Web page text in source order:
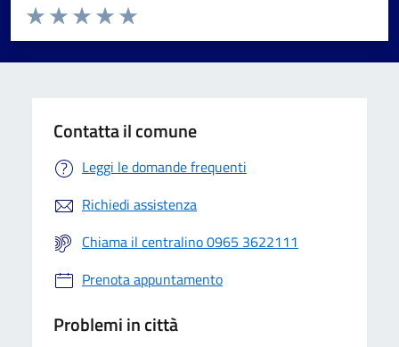
Valuta da 1 a 5 stelle la pagina
Valuta 5 stelle su 5
Valuta 4 stelle su 5
Valuta 3 stelle su 5
Valuta 2 stelle su 5
Valuta 1 stelle su 5
Contatta il comune
Leggi le domande frequenti
Richiedi assistenza
Chiama il centralino 0965 3622111
Prenota appuntamento
Problemi in città